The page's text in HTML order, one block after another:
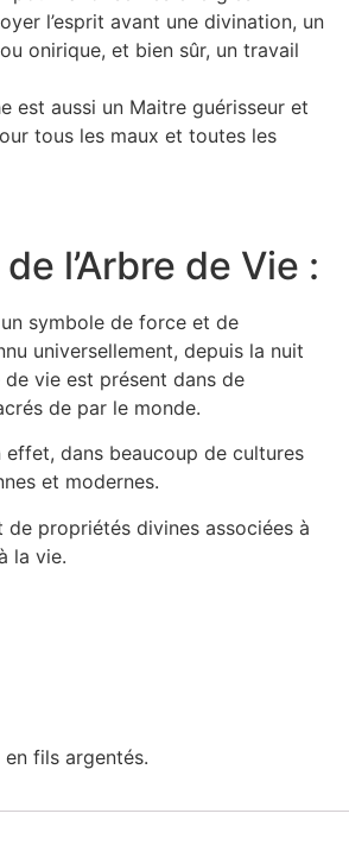
l’esprit avant une divination, un
onirique, et bien sûr, un travail
est aussi un Maitre guérisseur et
tous les maux et toutes les
l’Arbre de Vie :
un symbole de force et de
universellement, depuis la nuit
de vie est présent dans de
de par le monde.
effet, dans beaucoup de cultures
et modernes.
de propriétés divines associées à
la vie.
fils argentés.